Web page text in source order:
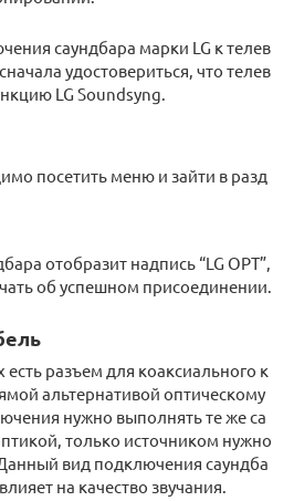
саундбара марки LG к телев
удостовериться, что телев
LG Soundsyng.
посетить меню и зайти в разд
отобразит надпись “LG OPT”,
об успешном присоединении.
разъем для коаксиального к
альтернативой оптическому
нужно выполнять те же са
только источником нужно
вид подключения саундба
на качество звучания.